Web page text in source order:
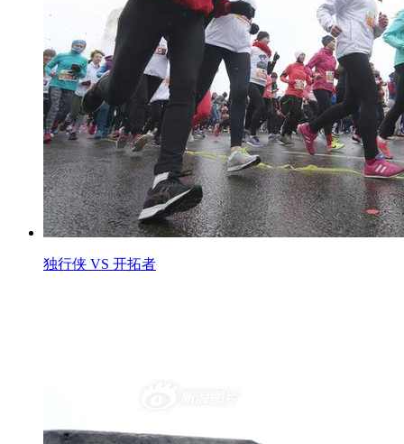
独行侠 VS 开拓者